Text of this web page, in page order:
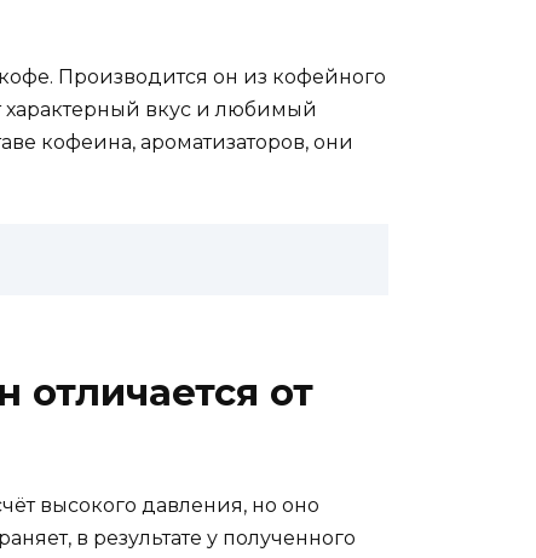
Производится он из кофейного
характерный вкус и любимый
кофеина, ароматизаторов, они
от
высокого давления, но оно
в результате у полученного